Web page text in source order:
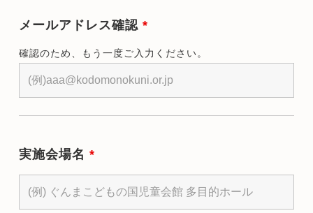
メールアドレス確認*
確認のため、もう一度ご入力ください。
実施会場名*